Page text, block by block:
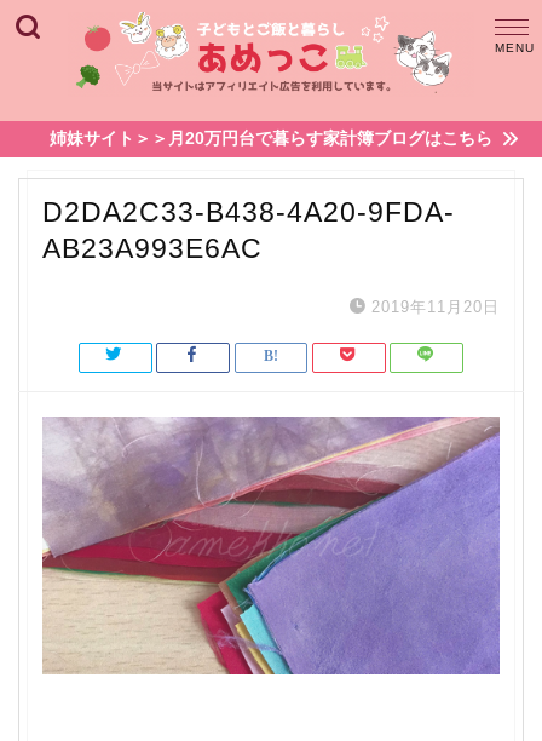
姉妹サイト＞＞月20万円台で暮らす家計簿ブログはこちら
D2DA2C33-B438-4A20-9FDA-
AB23A993E6AC
2019年11月20日